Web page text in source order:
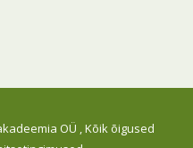
OÜ , Kõik õigused